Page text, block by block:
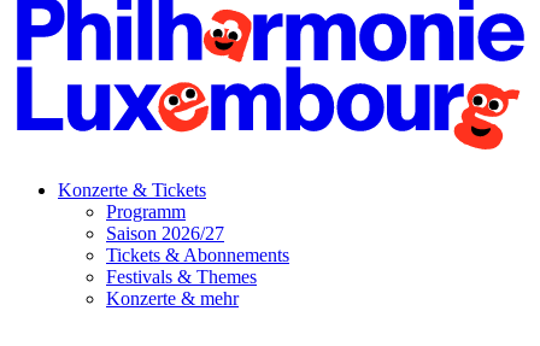
Konzerte & Tickets
Programm
Saison 2026/27
Tickets & Abonnements
Festivals & Themes
Konzerte & mehr